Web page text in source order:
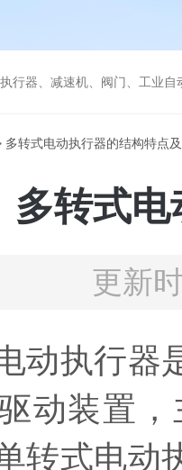
行器、减速机、阀门、工业自
多转式电动执行器的结构特点
多转式
更新
执行器是
动装置
转式电动